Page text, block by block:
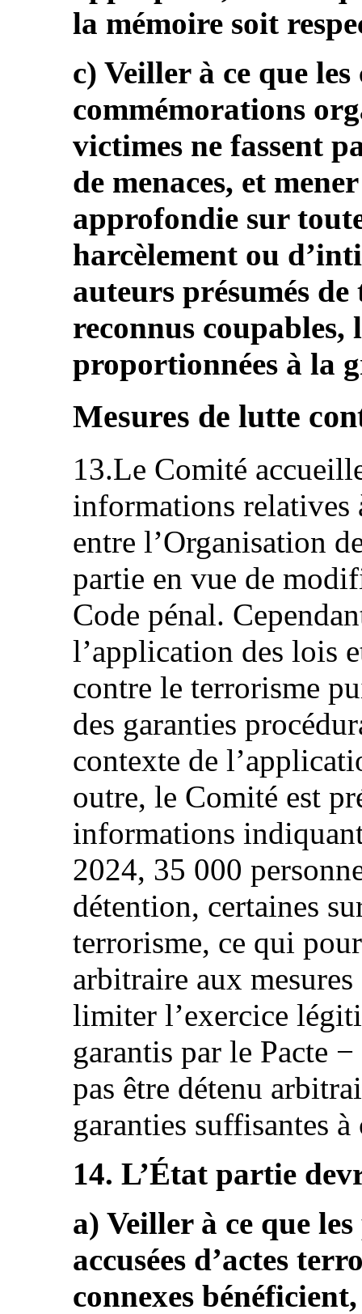
la mémoire soit
c) Veiller à ce que les
commémorations
victimes ne fassent
de menaces, et
approfondie sur
harcèlement ou
auteurs présumés de
reconnus coupables,
proportionnées à la
Mesures de lutte
13.Le Comité
informations relatives
entre l’Organisation
partie en vue de
Code pénal.
l’application des lois
contre le terrorisme
des garanties
contexte de
outre, le Comité est
informations
2024, 35 000
détention, certaines
terrorisme, ce qui
arbitraire aux
limiter l’exercice
garantis par le Pacte
pas être détenu
garanties suffisantes
14. L’État partie
a) Veiller à ce que
accusées d’actes
connexes